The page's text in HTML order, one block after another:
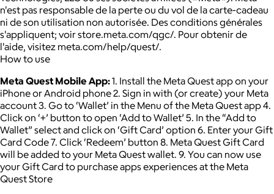
n'est pas responsable de la perte ou du vol de la carte-cadeau
ni de son utilisation non autorisée. Des conditions générales
s'appliquent; voir store.meta.com/qgc/. Pour obtenir de
l'aide, visitez meta.com/help/quest/.
How to use
Meta Quest Mobile App:1. Install the Meta Quest app on your
iPhone or Android phone 2. Sign in with (or create) your Meta
account 3. Go to ‘Wallet’ in the Menu of the Meta Quest app 4.
Click on ‘+’ button to open ‘Add to Wallet’ 5. In the “Add to
Wallet” select and click on ‘Gift Card’ option 6. Enter your Gift
Card Code 7. Click ‘Redeem’ button 8. Meta Quest Gift Card
will be added to your Meta Quest wallet. 9. You can now use
your Gift Card to purchase apps experiences at the Meta
Quest Store